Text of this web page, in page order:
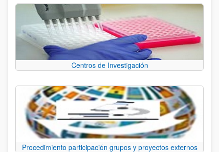
Centros de Investigación
Procedimiento participación grupos y proyectos externos